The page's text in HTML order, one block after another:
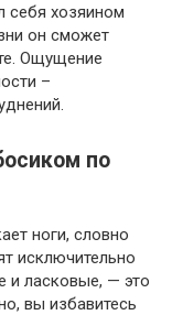
себя хозяином
он сможет
Ощущение
–
по
ноги, словно
исключительно
и ласковые, — это
вы избавитесь